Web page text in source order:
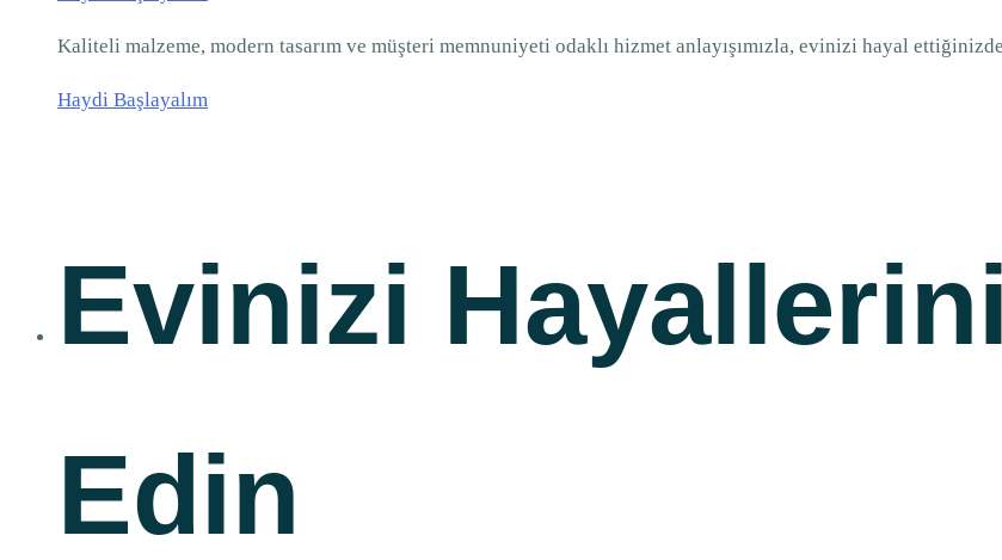
Kaliteli malzeme, modern tasarım ve müşteri memnuniyeti odaklı hizmet anlayışımızla, evinizi hayal
Haydi Başlayalım
Evinizi
Edin